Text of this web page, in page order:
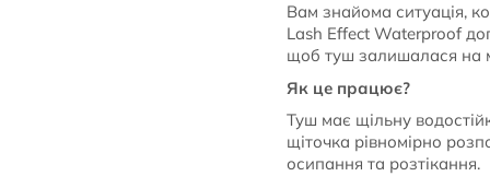
Вам знайома ситуація,
Lash Effect Waterproof
щоб туш залишалася на
Як це працює?
Туш має щільну
щіточка рівномірно
осипання та розтікання.